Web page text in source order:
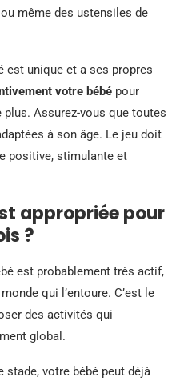
même des ustensiles de
est unique et a ses propres
votre bébé pour
plus. Assurez-vous que toutes
à son âge. Le jeu doit
positive, stimulante et
appropriée pour
?
est probablement très actif,
qui l’entoure. C’est le
des activités qui
global.
stade, votre bébé peut déjà